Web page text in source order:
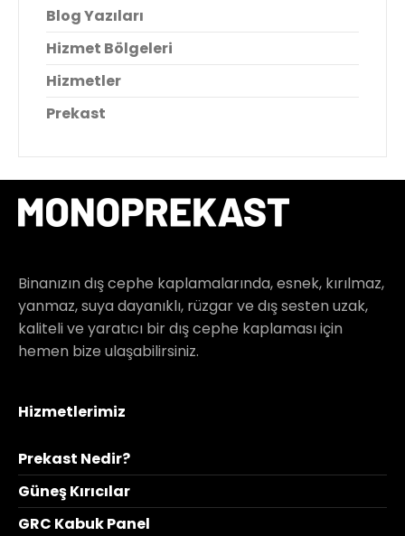
Blog Yazıları
Hizmet Bölgeleri
Hizmetler
Prekast
Binanızın dış cephe kaplamalarında, esnek, kırılmaz,
yanmaz, suya dayanıklı, rüzgar ve dış sesten uzak,
kaliteli ve yaratıcı bir dış cephe kaplaması için
hemen bize ulaşabilirsiniz.
Hizmetlerimiz
Prekast Nedir?
Güneş Kırıcılar
GRC Kabuk Panel